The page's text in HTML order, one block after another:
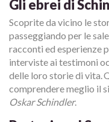
Gli ebrei di
Scoprite da vicino le
passeggiando per le
racconti ed esperienze
interviste ai testimoni
delle loro storie di vita.
comprendere meglio il
Oskar Schindler.